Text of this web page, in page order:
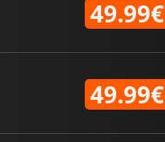
49.99€
49.99€